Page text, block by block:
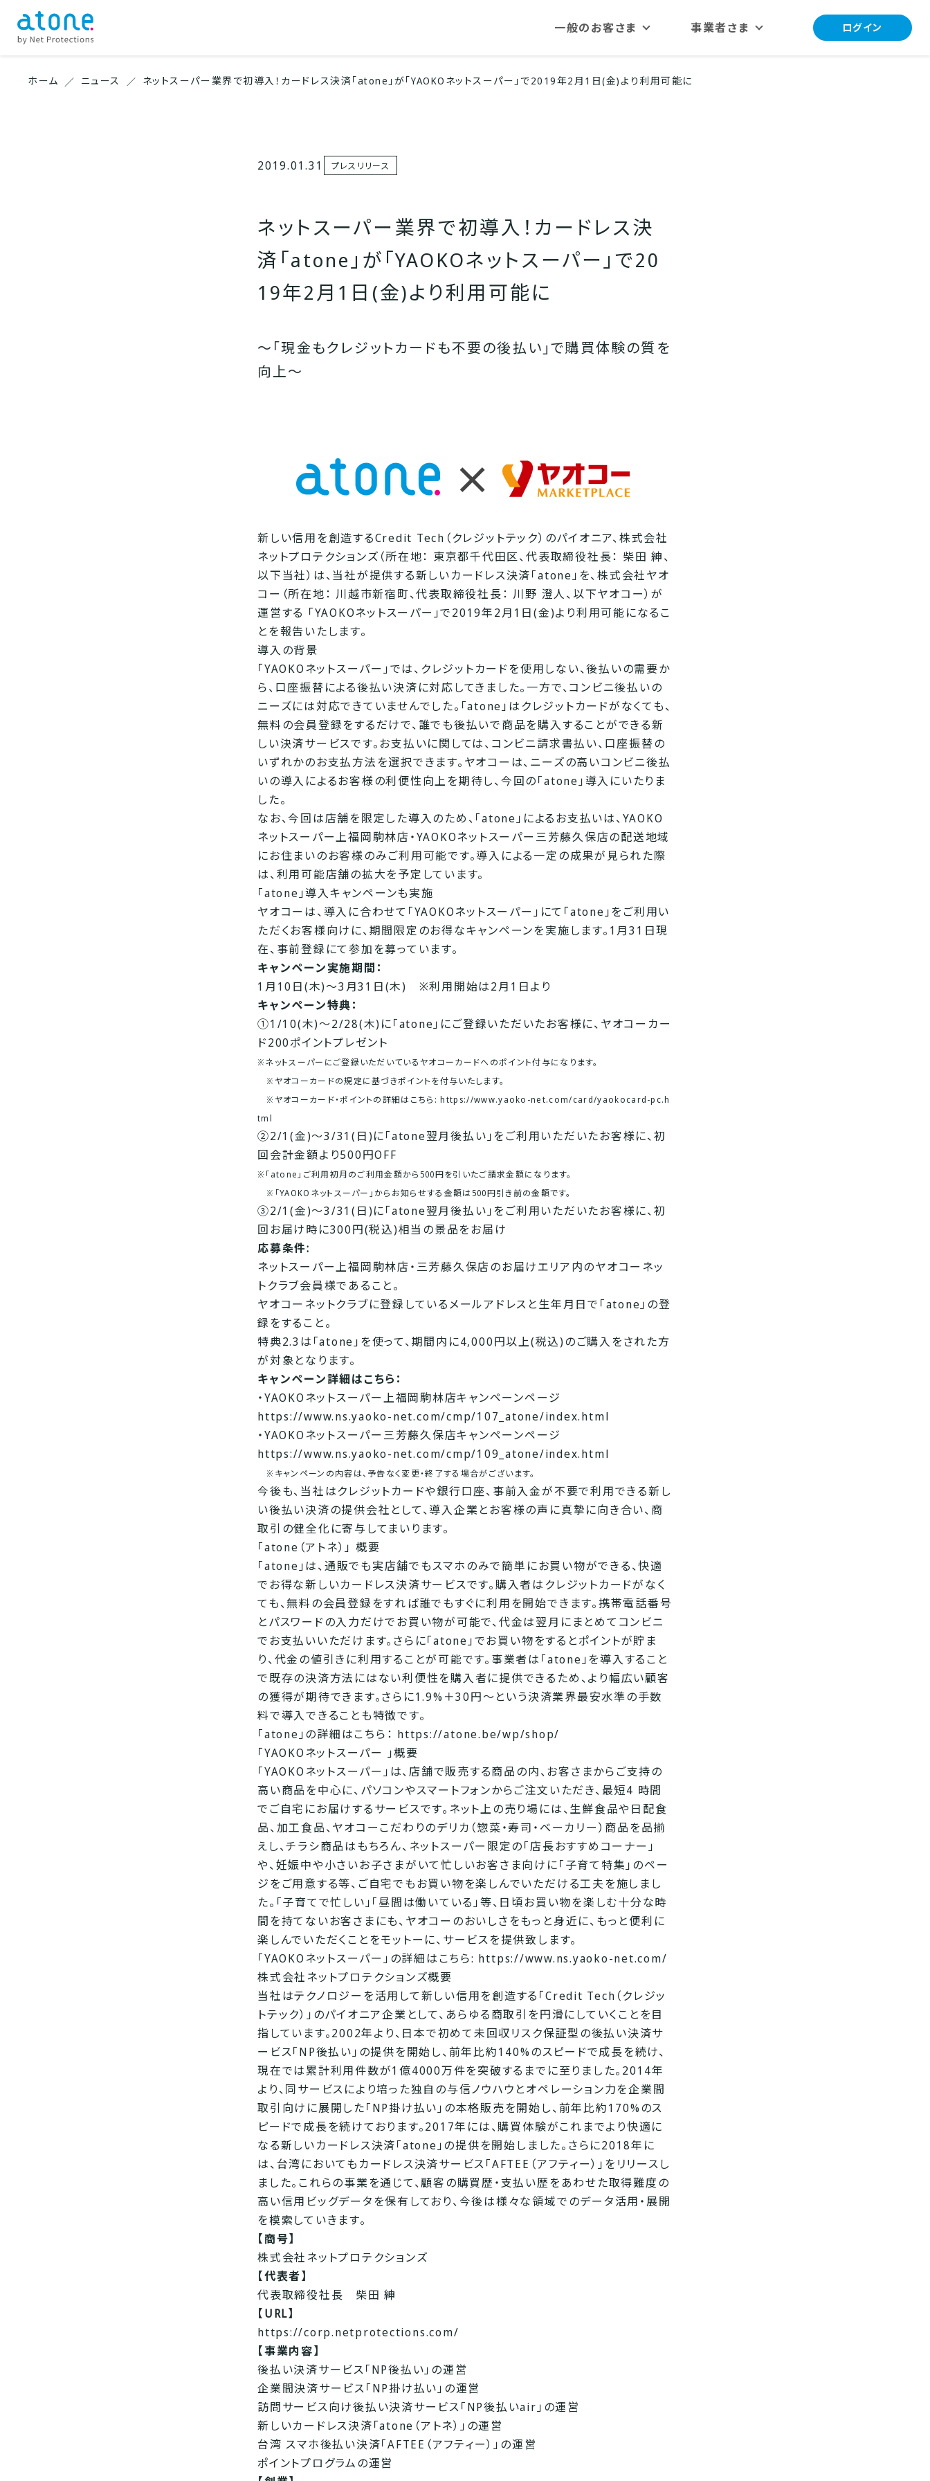
一般のお客さま
使えるお店
事業者さま
導入メリット
ログイン
ホーム ニュース ネットスーパー業界で初導入！カードレス決済「atone」が「YAOKOネットスーパー」で2019年2月1日(金)より利用可能に
2019.01.31 プレスリリース
ネットスーパー業界で初導入！カードレス決
済「atone」が「YAOKOネットスーパー」で20
19年2月1日(金)より利用可能に
〜「現金もクレジットカードも不要の後払い」で購買体験の質を
向上～
新しい信用を創造するCredit Tech（クレジットテック）のパイオニア、株式会社
ネットプロテクションズ（所在地： 東京都千代田区、代表取締役社長： 柴田 紳、
以下当社）は、当社が提供する新しいカードレス決済「atone」を、株式会社ヤオ
コー（所在地： 川越市新宿町、代表取締役社長： 川野 澄人、以下ヤオコー）が
運営する 「YAOKOネットスーパー」で2019年2月1日(金)より利用可能になるこ
とを報告いたします。
導入の背景
「YAOKOネットスーパー」では、クレジットカードを使用しない、後払いの需要か
ら、口座振替による後払い決済に対応してきました。一方で、コンビニ後払いの
ニーズには対応できていませんでした。「atone」はクレジットカードがなくても、
無料の会員登録をするだけで、誰でも後払いで商品を購入することができる新
しい決済サービスです。お支払いに関しては、コンビニ請求書払い、口座振替の
いずれかのお支払方法を選択できます。ヤオコーは、ニーズの高いコンビニ後払
いの導入によるお客様の利便性向上を期待し、今回の「atone」導入にいたりま
した。
なお、今回は店舗を限定した導入のため、「atone」によるお支払いは、YAOKO
ネットスーパー上福岡駒林店・YAOKOネットスーパー三芳藤久保店の配送地域
にお住まいのお客様のみご利用可能です。導入による一定の成果が見られた際
は、利用可能店舗の拡大を予定しています。
「atone」導入キャンペーンも実施
ヤオコーは、導入に合わせて「YAOKOネットスーパー」にて「atone」をご利用い
ただくお客様向けに、期間限定のお得なキャンペーンを実施します。1月31日現
在、事前登録にて参加を募っています。
キャンペーン実施期間：
1月10日(木)〜3月31日(木) ※利用開始は2月1日より
キャンペーン特典：
①1/10(木)～2/28(木)に「atone」にご登録いただいたお客様に、ヤオコーカー
ド200ポイントプレゼント
※ネットスーパーにご登録いただいているヤオコーカードへのポイント付与になります。
※ヤオコーカードの規定に基づきポイントを付与いたします。
※ヤオコーカード・ポイントの詳細はこちら:https://www.yaoko-net.com/card/yaokocard-pc.h
tml
②2/1(金)～3/31(日)に「atone翌月後払い」をご利用いただいたお客様に、初
回会計金額より500円OFF
※「atone」ご利用初月のご利用金額から500円を引いたご請求金額になります。
※「YAOKOネットスーパー」からお知らせする金額は500円引き前の金額です。
③2/1(金)～3/31(日)に「atone翌月後払い」をご利用いただいたお客様に、初
回お届け時に300円(税込)相当の景品をお届け
応募条件:
ネットスーパー上福岡駒林店・三芳藤久保店のお届けエリア内のヤオコーネッ
トクラブ会員様であること。
ヤオコーネットクラブに登録しているメールアドレスと生年月日で「atone」の登
録をすること。
特典2.3は「atone」を使って、期間内に4,000円以上(税込)のご購入をされた方
が対象となります。
キャンペーン詳細はこちら：
・YAOKOネットスーパー上福岡駒林店キャンペーンページ
https://www.ns.yaoko-net.com/cmp/107_atone/index.html
・YAOKOネットスーパー三芳藤久保店キャンペーンページ
https://www.ns.yaoko-net.com/cmp/109_atone/index.html
※キャンペーンの内容は、予告なく変更・終了する場合がございます。
今後も、当社はクレジットカードや銀行口座、事前入金が不要で利用できる新し
い後払い決済の提供会社として、導入企業とお客様の声に真摯に向き合い、商
取引の健全化に寄与してまいります。
「atone（アトネ）」 概要
「atone」は、通販でも実店舗でもスマホのみで簡単にお買い物ができる、快適
でお得な新しいカードレス決済サービスです。購入者はクレジットカードがなく
ても、無料の会員登録をすれば誰でもすぐに利用を開始できます。携帯電話番号
とパスワードの入力だけでお買い物が可能で、代金は翌月にまとめてコンビニ
でお支払いいただけます。さらに「atone」でお買い物をするとポイントが貯ま
り、代金の値引きに利用することが可能です。事業者は「atone」を導入すること
で既存の決済方法にはない利便性を購入者に提供できるため、より幅広い顧客
の獲得が期待できます。さらに1.9%＋30円～という決済業界最安水準の手数
料で導入できることも特徴です。
「atone」の詳細はこちら： https://atone.be/wp/shop/
「YAOKOネットスーパー 」概要
「YAOKOネットスーパー」は、店舗で販売する商品の内、お客さまからご支持の
高い商品を中心に、パソコンやスマートフォンからご注文いただき、最短4 時間
でご自宅にお届けするサービスです。ネット上の売り場には、生鮮食品や日配食
品、加工食品、ヤオコーこだわりのデリカ（惣菜・寿司・ベーカリー）商品を品揃
えし、チラシ商品はもちろん、ネットスーパー限定の「店長おすすめコーナー」
や、妊娠中や小さいお子さまがいて忙しいお客さま向けに「子育て特集」のペー
ジをご用意する等、ご自宅でもお買い物を楽しんでいただける工夫を施しまし
た。「子育てで忙しい」「昼間は働いている」等、日頃お買い物を楽しむ十分な時
間を持てないお客さまにも、ヤオコーのおいしさをもっと身近に、もっと便利に
楽しんでいただくことをモットーに、サービスを提供致します。
「YAOKOネットスーパー」の詳細はこちら: https://www.ns.yaoko-net.com/
株式会社ネットプロテクションズ概要
当社はテクノロジーを活用して新しい信用を創造する「Credit Tech（クレジッ
トテック）」のパイオニア企業として、あらゆる商取引を円滑にしていくことを目
指しています。2002年より、日本で初めて未回収リスク保証型の後払い決済サ
ービス「NP後払い」の提供を開始し、前年比約140%のスピードで成長を続け、
現在では累計利用件数が1億4000万件を突破するまでに至りました。2014年
より、同サービスにより培った独自の与信ノウハウとオペレーション力を企業間
取引向けに展開した「NP掛け払い」の本格販売を開始し、前年比約170%のス
ピードで成長を続けております。2017年には、購買体験がこれまでより快適に
なる新しいカードレス決済「atone」の提供を開始しました。さらに2018年に
は、台湾においてもカードレス決済サービス「AFTEE（アフティー）」をリリースし
ました。これらの事業を通じて、顧客の購買歴・支払い歴をあわせた取得難度の
高い信用ビッグデータを保有しており、今後は様々な領域でのデータ活用・展開
を模索していきます。
【商号】
株式会社ネットプロテクションズ
【代表者】
代表取締役社長 柴田 紳
【URL】
https://corp.netprotections.com/
【事業内容】
後払い決済サービス「NP後払い」の運営
企業間決済サービス「NP掛け払い」の運営
訪問サービス向け後払い決済サービス「NP後払いair」の運営
新しいカードレス決済「atone（アトネ）」の運営
台湾 スマホ後払い決済「AFTEE（アフティー）」の運営
ポイントプログラムの運営